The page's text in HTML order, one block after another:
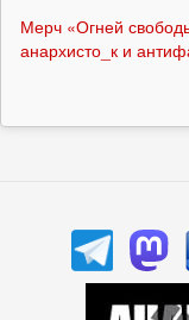
Мерч «Огней
анархисто_к и